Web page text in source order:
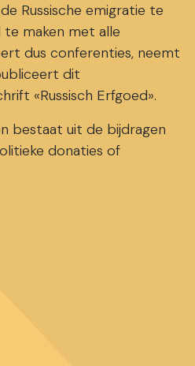
Russische emigratie te
maken met alle
dus conferenties, neemt
dit
«Russisch Erfgoed».
bestaat uit de bijdragen
donaties of